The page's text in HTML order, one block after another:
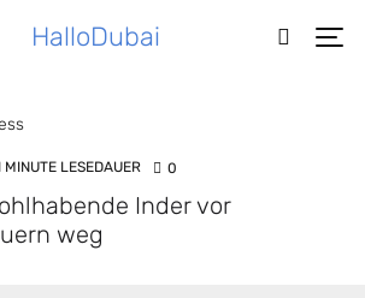
HalloDubai
MINUTE LESEDAUER 0
Inder vor
weg